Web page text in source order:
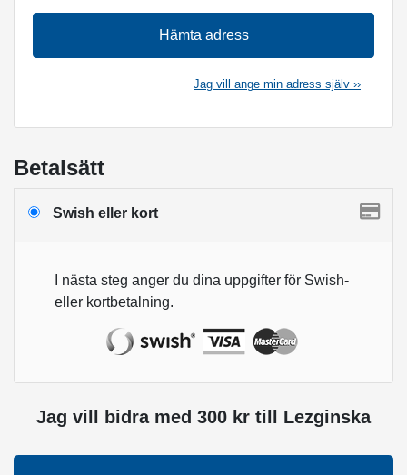
Hämta adress
Jag vill ange min adress själv ››
Betalsätt
Swish eller kort
I nästa steg anger du dina uppgifter för Swish-
eller kortbetalning.
Jag vill bidra med 300 kr till Lezginska